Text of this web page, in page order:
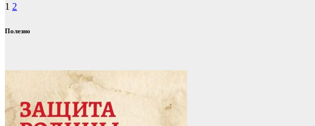
Пагинация
записей
1 2
Полезно